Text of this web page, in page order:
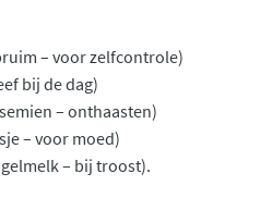
– voor zelfcontrole)
bij de dag)
– onthaasten)
– voor moed)
– bij troost).